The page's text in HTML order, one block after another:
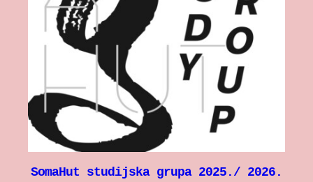
SomaHut studijska grupa 2025./ 2026.